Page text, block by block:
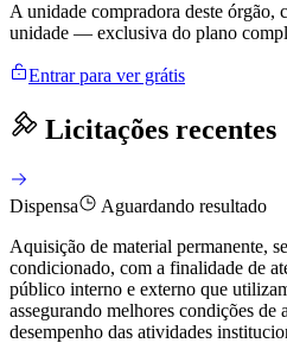
A unidade compradora deste órgão,
unidade — exclusiva do plano
Entrar para ver grátis
Licitações recentes
Dispensa
Aguardando resultado
Aquisição de material permanente,
condicionado, com a finalidade de
público interno e externo que
assegurando melhores condições de
desempenho das atividades